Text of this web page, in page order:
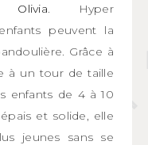
Olivia . Hyper
peuvent la
Grâce à
à un tour de taille
enfants de 4 à 10
et solide, elle
jeunes sans se